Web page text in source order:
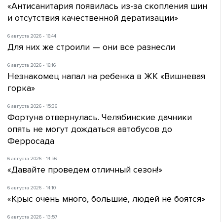
«Антисанитария появилась из-за скопления шин
и отсутствия качественной дератизации»
6 августа 2026 - 16:44
Для них же строили — они все разнесли
6 августа 2026 - 16:16
Незнакомец напал на ребенка в ЖК «Вишневая
горка»
6 августа 2026 - 15:36
Фортуна отвернулась. Челябинские дачники
опять не могут дождаться автобусов до
Ферросада
6 августа 2026 - 14:56
«Давайте проведем отличный сезон!»
6 августа 2026 - 14:10
«Крыс очень много, большие, людей не боятся»
6 августа 2026 - 13:57